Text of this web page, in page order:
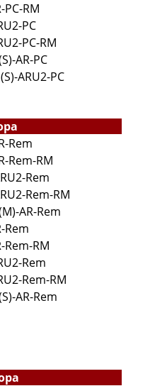
PC-RM
PC
PC-RM
AR-PC
ARU2-PC
Rem
Rem-RM
Rem
Rem-RM
AR-Rem
Rem
Rem-RM
Rem
Rem-RM
AR-Rem